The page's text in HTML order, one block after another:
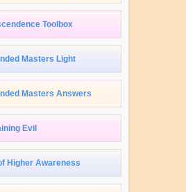
Toolbox
Masters Light
Masters Answers
Evil
Higher Awareness